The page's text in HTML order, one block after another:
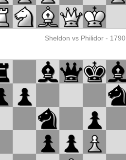
Sheldon vs Philidor - 1790